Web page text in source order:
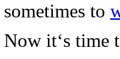
sometimes to
Now it‘s time